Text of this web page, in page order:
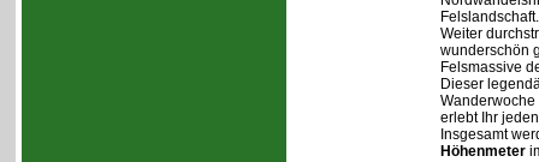
Felslandschaft.
Weiter
wunderschön
Felsmassive
Dieser
erlebt Ihr
Insgesamt
Höhenmeter